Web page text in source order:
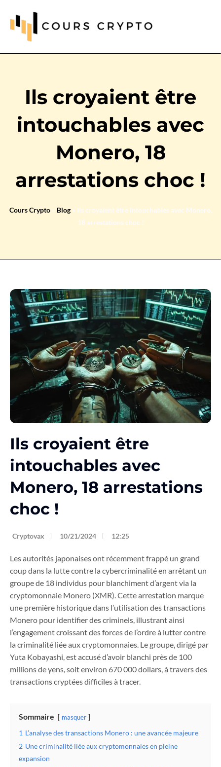
Ils croyaient être
intouchables avec
Monero, 18
arrestations choc !
Cours Crypto» Blog» Ils croyaient être intouchables avec Monero,
18 arrestations choc !
Ils croyaient être
intouchables avec
Monero, 18 arrestations
choc !
Cryptovax 10/21/2024 12:25
Les autorités japonaises ont récemment frappé un grand
coup dans la lutte contre la cybercriminalité en arrêtant un
groupe de 18 individus pour blanchiment d’argent via la
cryptomonnaie Monero (XMR). Cette arrestation marque
une première historique dans l’utilisation des transactions
Monero pour identifier des criminels, illustrant ainsi
l’engagement croissant des forces de l’ordre à lutter contre
la criminalité liée aux cryptomonnaies. Le groupe, dirigé par
Yuta Kobayashi, est accusé d’avoir blanchi près de 100
millions de yens, soit environ 670 000 dollars, à travers des
transactions cryptées difficiles à tracer.
Sommaire masquer
1 L’analyse des transactions Monero : une avancée majeure
2 Une criminalité liée aux cryptomonnaies en pleine
expansion